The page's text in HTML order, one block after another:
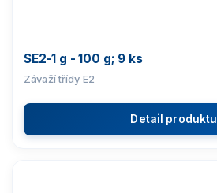
Váhy s certifikací ATEX
SE2-1 g - 100 g; 9 ks
Závaží třídy E2
Detail produktu